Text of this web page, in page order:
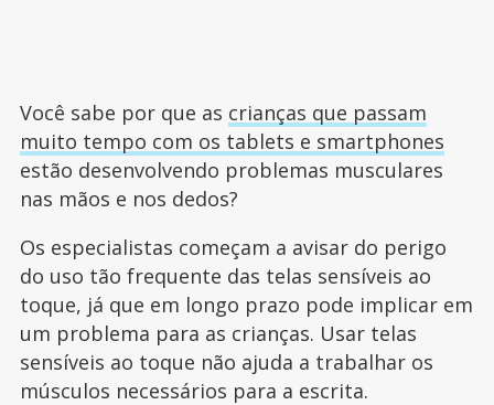
Você sabe por que as crianças que passam
muito tempo com os tablets e smartphones
estão desenvolvendo problemas musculares
nas mãos e nos dedos?
Os especialistas começam a avisar do perigo
do uso tão frequente das telas sensíveis ao
toque, já que em longo prazo pode implicar em
um problema para as crianças. Usar telas
sensíveis ao toque não ajuda a trabalhar os
músculos necessários para a escrita.